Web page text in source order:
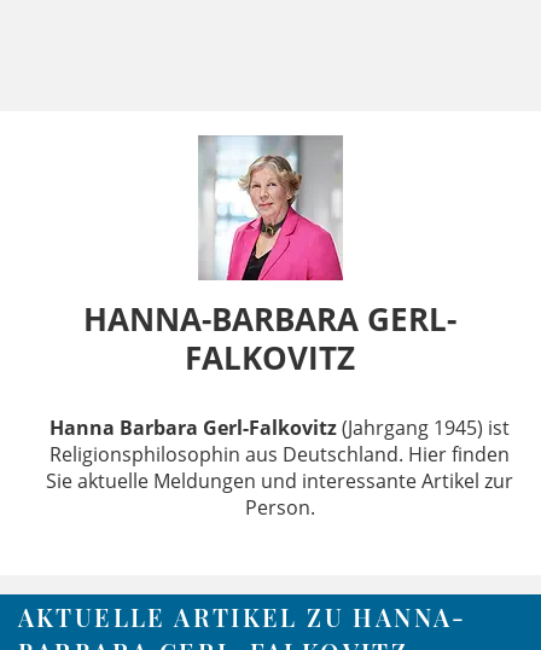
HANNA-BARBARA GERL-
FALKOVITZ
Hanna Barbara Gerl-Falkovitz(Jahrgang 1945) ist
Religionsphilosophin aus Deutschland. Hier finden
Sie aktuelle Meldungen und interessante Artikel zur
Person.
AKTUELLE ARTIKEL ZU HANNA-